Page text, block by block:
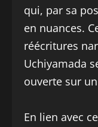
qui, par sa
en nuances.
réécritures
Uchiyamada
ouverte sur
En lien avec